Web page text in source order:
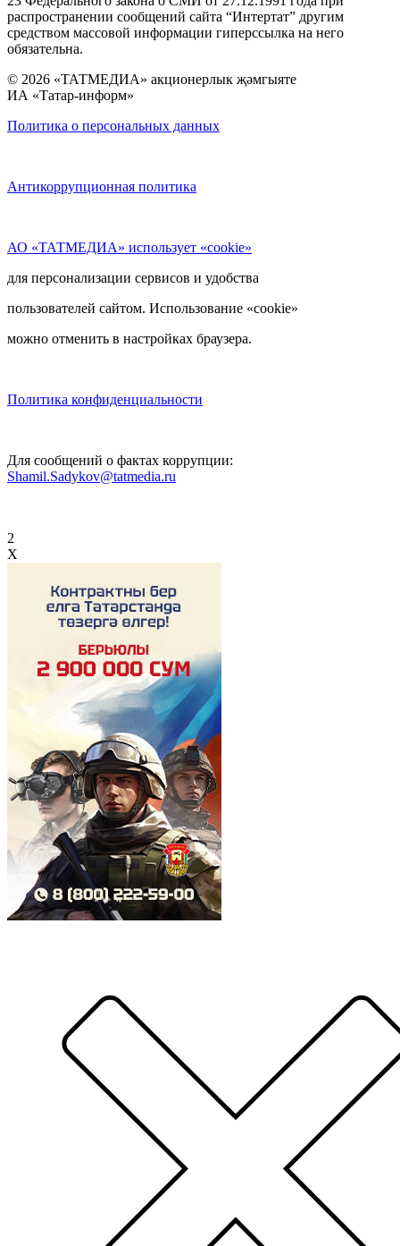
распространении сообщений сайта “Интертат” другим
средством массовой информации гиперссылка на него
обязательна.
© 2026 «ТАТМЕДИА» акционерлык җәмгыяте
ИА «Татар-информ»
Политика о персональных данных
Антикоррупционная политика
АО «ТАТМЕДИА» использует «cookie»
для персонализации сервисов и удобства
пользователей сайтом. Использование «cookie»
можно отменить в настройках браузера.
Политика конфиденциальности
Для сообщений о фактах коррупции:
Shamil.Sadykov@tatmedia.ru
2
X